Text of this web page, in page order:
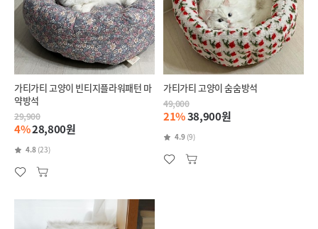
가티가티 고양이 빈티지플라워패턴 마
약방석
29,900
4%28,800원
4.8 (23)
가티가티 고양이 숨숨방석
49,000
21%38,900원
4.9 (9)